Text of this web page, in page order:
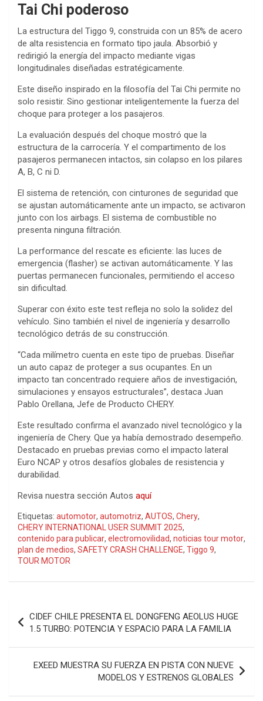
Tai Chi poderoso
La estructura del Tiggo 9, construida con un 85% de acero
de alta resistencia en formato tipo jaula. Absorbió y
redirigió la energía del impacto mediante vigas
longitudinales diseñadas estratégicamente.
Este diseño inspirado en la filosofía del Tai Chi permite no
solo resistir. Sino gestionar inteligentemente la fuerza del
choque para proteger a los pasajeros.
La evaluación después del choque mostró que la
estructura de la carrocería. Y el compartimento de los
pasajeros permanecen intactos, sin colapso en los pilares
A, B, C ni D.
El sistema de retención, con cinturones de seguridad que
se ajustan automáticamente ante un impacto, se activaron
junto con los airbags. El sistema de combustible no
presenta ninguna filtración.
La performance del rescate es eficiente: las luces de
emergencia (flasher) se activan automáticamente. Y las
puertas permanecen funcionales, permitiendo el acceso
sin dificultad.
Superar con éxito este test refleja no solo la solidez del
vehículo. Sino también el nivel de ingeniería y desarrollo
tecnológico detrás de su construcción.
“Cada milímetro cuenta en este tipo de pruebas. Diseñar
un auto capaz de proteger a sus ocupantes. En un
impacto tan concentrado requiere años de investigación,
simulaciones y ensayos estructurales”, destaca Juan
Pablo Orellana, Jefe de Producto CHERY.
Este resultado confirma el avanzado nivel tecnológico y la
ingeniería de Chery. Que ya había demostrado desempeño.
Destacado en pruebas previas como el impacto lateral
Euro NCAP y otros desafíos globales de resistencia y
durabilidad.
Revisa nuestra sección Autos aquí
Etiquetas: automotor, automotriz, AUTOS, Chery,
CHERY INTERNATIONAL USER SUMMIT 2025,
contenido para publicar, electromovilidad, noticias tour motor,
plan de medios, SAFETY CRASH CHALLENGE, Tiggo 9,
TOUR MOTOR
de
entradas
CIDEF CHILE PRESENTA EL DONGFENG AEOLUS HUGE
1.5 TURBO: POTENCIA Y ESPACIO PARA LA FAMILIA
EXEED MUESTRA SU FUERZA EN PISTA CON NUEVE
MODELOS Y ESTRENOS GLOBALES